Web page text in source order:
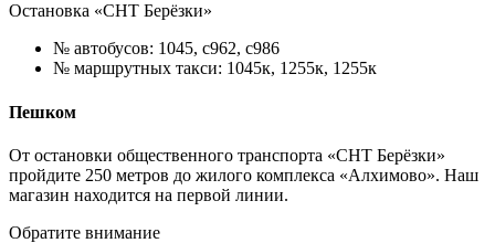
Остановка «СНТ Берёзки»
№ автобусов: 1045, с962, с986
№ маршрутных такси: 1045к, 1255к, 1255к
Пешком
От остановки общественного транспорта «СНТ Берёзки»
пройдите 250 метров до жилого комплекса «Алхимово». Наш
магазин находится на первой линии.
Обратите внимание